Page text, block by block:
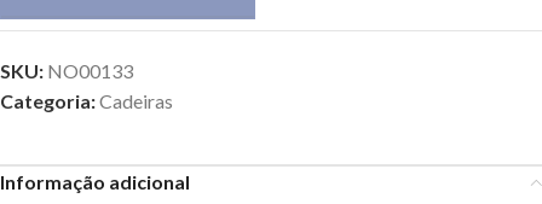
SKU: NO00133
Categoria:Cadeiras
Informação adicional